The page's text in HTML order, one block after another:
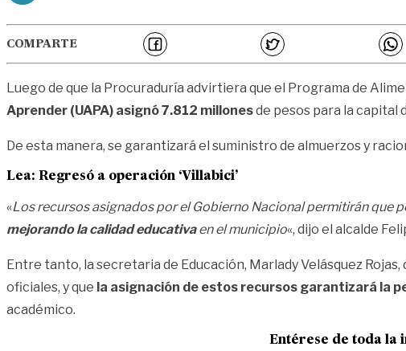
COMPARTE
Luego de que la Procuraduría advirtiera que el Programa de
Aprender (UAPA) asignó 7.812 millonesde pesos para la capital
De esta manera, se garantizará el suministro de almuerzos y
Lea: Regresó a operación ‘Villabici’
«Los recursos asignados por el Gobierno Nacional permitirán que
mejorando la calidad educativaen el municipio«, dijo el alcalde
Entre tanto, la secretaria de Educación, Marlady Velásquez
oficiales, y que la asignación de estos recursos garantizará la
académico.
Entérese de toda la